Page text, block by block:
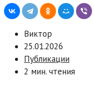
Виктор
25.01.2026
Публикации
2 мин. чтения